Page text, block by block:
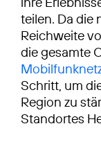
teilen. Da die
Reichweite
die gesamte
Schritt, um
Region zu
Standortes